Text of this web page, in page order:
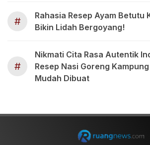
#
Rahasia Resep Ayam Betutu
Bikin Lidah Bergoyang!
#
Nikmati Cita Rasa Autentik
Resep Nasi Goreng
Mudah Dibuat